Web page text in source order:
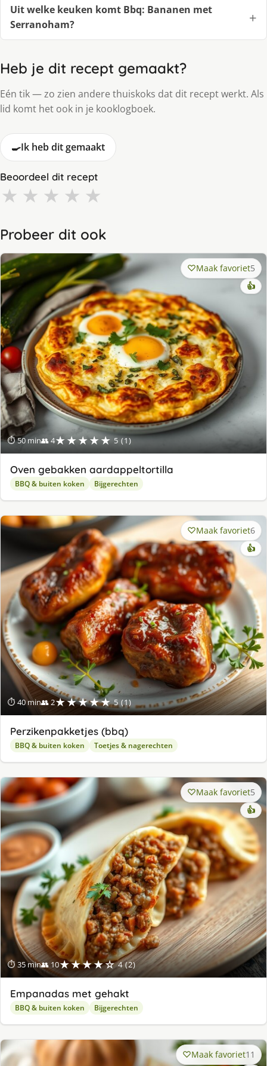
Uit welke keuken komt Bbq: Bananen met
Serranoham?
Heb je dit recept gemaakt?
Eén tik — zo zien andere thuiskoks dat dit recept werkt. Als
lid komt het ook in je kooklogboek.
🍳Ik heb dit gemaakt
Beoordeel dit recept
★ ★ ★ ★ ★
Probeer dit ook
⏱ 50 min👥 4★★★★★ 5 (1)
Maak favoriet5
👍
Oven gebakken aardappeltortilla
BBQ & buiten koken Bijgerechten
⏱ 40 min👥 2★★★★★ 5 (1)
Maak favoriet6
👍
Perzikenpakketjes (bbq)
BBQ & buiten koken Toetjes & nagerechten
⏱ 35 min👥 10★★★★☆ 4 (2)
Maak favoriet5
👍
Empanadas met gehakt
BBQ & buiten koken Bijgerechten
Maak favoriet11